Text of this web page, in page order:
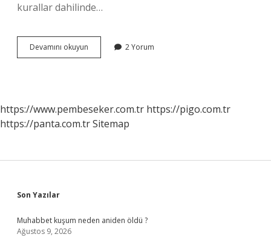
kurallar dahilinde…
Devamını okuyun
Yaptım
2 Yorum
https://www.pembeseker.com.tr https://pigo.com.tr
https://panta.com.trSitemap
Sidebar
Son Yazılar
Muhabbet kuşum neden aniden öldü ?
Ağustos 9, 2026